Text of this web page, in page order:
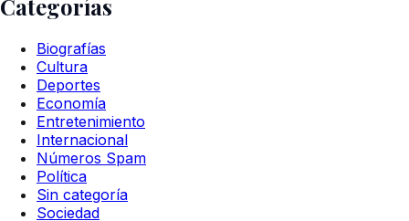
Categorías
Biografías
Cultura
Deportes
Economía
Entretenimiento
Internacional
Números Spam
Política
Sin categoría
Sociedad